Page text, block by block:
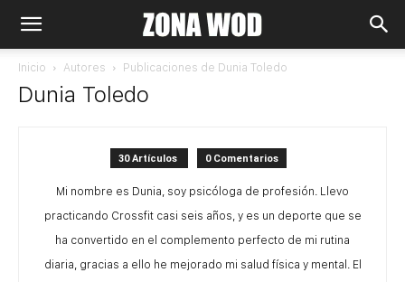
Inicio Autores Publicaciones de Dunia Toledo
Dunia Toledo
30 Artículos 0 Comentarios
Mi nombre es Dunia, soy psicóloga de profesión. Llevo
practicando Crossfit casi seis años, y es un deporte que se
ha convertido en el complemento perfecto de mi rutina
diaria, gracias a ello he mejorado mi salud física y mental. El